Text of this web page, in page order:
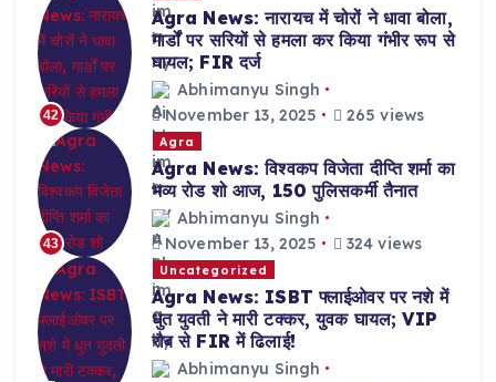
42
Agra News: नारायच में चोरों ने धावा बोला,
गार्डों पर सरियों से हमला कर किया गंभीर रूप से
घायल; FIR दर्ज
Abhimanyu Singh
November 13, 2025
265 views
43
Agra
Agra News: विश्वकप विजेता दीप्ति शर्मा का
भव्य रोड शो आज, 150 पुलिसकर्मी तैनात
Abhimanyu Singh
November 13, 2025
324 views
Uncategorized
Agra News: ISBT फ्लाईओवर पर नशे में
धुत युवती ने मारी टक्कर, युवक घायल; VIP
रौब से FIR में ढिलाई!
Abhimanyu Singh